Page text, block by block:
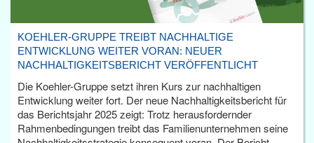
KOEHLER-GRUPPE TREIBT NACHHALTIGE
ENTWICKLUNG WEITER VORAN: NEUER
NACHHALTIGKEITSBERICHT VERÖFFENTLICHT
Die Koehler-Gruppe setzt ihren Kurs zur nachhaltigen
Entwicklung weiter fort. Der neue Nachhaltigkeitsbericht für
das Berichtsjahr 2025 zeigt: Trotz herausfordernder
Rahmenbedingungen treibt das Familienunternehmen seine